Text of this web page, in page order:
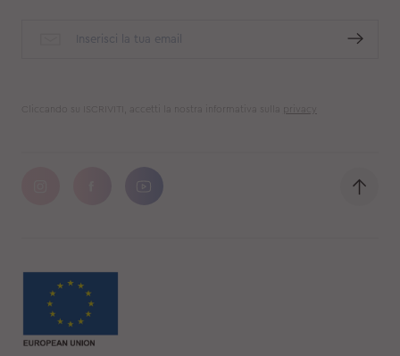
Cliccando su ISCRIVITI, accetti la nostra informativa sulla privacy